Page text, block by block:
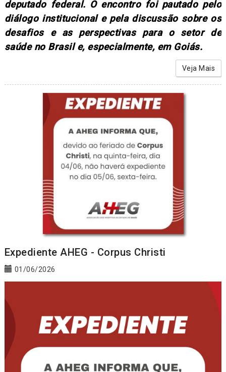
deputado federal. O encontro foi pautado pelo
diálogo institucional e pela discussão sobre os
desafios e as perspectivas para o setor de
saúde no Brasil e, especialmente, em Goiás.
Veja Mais
Expediente AHEG - Corpus Christi
01/06/2026